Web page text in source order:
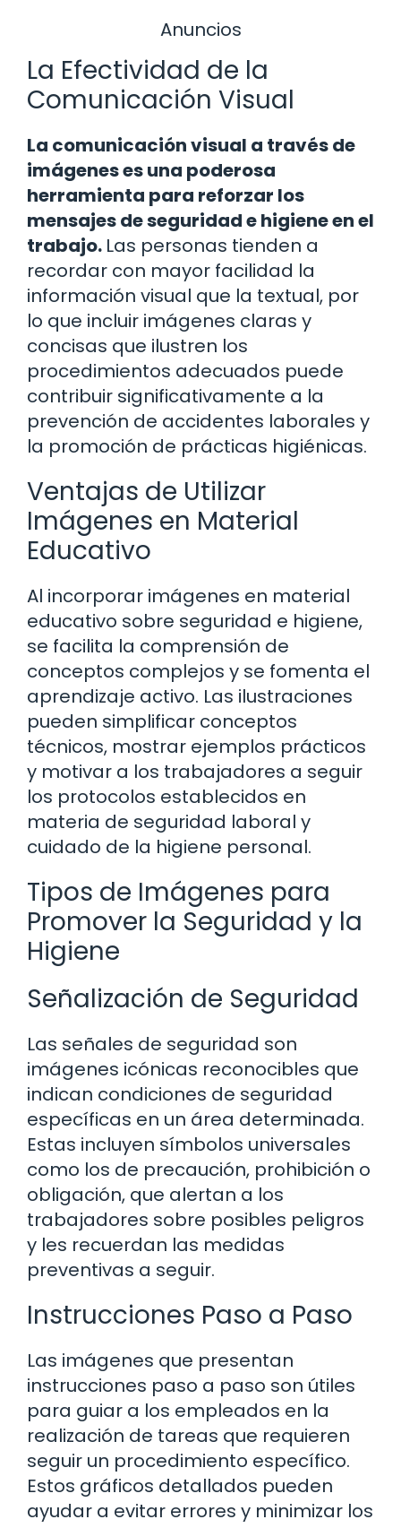
Anuncios
La Efectividad de la
Comunicación Visual
La comunicación visual a través de
imágenes es una poderosa
herramienta para reforzar los
mensajes de seguridad e higiene en el
trabajo. Las personas tienden a
recordar con mayor facilidad la
información visual que la textual, por
lo que incluir imágenes claras y
concisas que ilustren los
procedimientos adecuados puede
contribuir significativamente a la
prevención de accidentes laborales y
la promoción de prácticas higiénicas.
Ventajas de Utilizar
Imágenes en Material
Educativo
Al incorporar imágenes en material
educativo sobre seguridad e higiene,
se facilita la comprensión de
conceptos complejos y se fomenta el
aprendizaje activo. Las ilustraciones
pueden simplificar conceptos
técnicos, mostrar ejemplos prácticos
y motivar a los trabajadores a seguir
los protocolos establecidos en
materia de seguridad laboral y
cuidado de la higiene personal.
Tipos de Imágenes para
Promover la Seguridad y la
Higiene
Señalización de Seguridad
Las señales de seguridad son
imágenes icónicas reconocibles que
indican condiciones de seguridad
específicas en un área determinada.
Estas incluyen símbolos universales
como los de precaución, prohibición o
obligación, que alertan a los
trabajadores sobre posibles peligros
y les recuerdan las medidas
preventivas a seguir.
Instrucciones Paso a Paso
Las imágenes que presentan
instrucciones paso a paso son útiles
para guiar a los empleados en la
realización de tareas que requieren
seguir un procedimiento específico.
Estos gráficos detallados pueden
ayudar a evitar errores y minimizar los